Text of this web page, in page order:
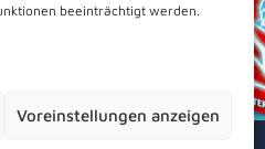
beeinträchtigt werden.
Voreinstellungen anzeigen